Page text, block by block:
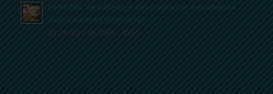
Feriadão de São Jorge deve aquecer a economia
carioca em R$ 50 milhões
22 de abril de 2026 - 05:55